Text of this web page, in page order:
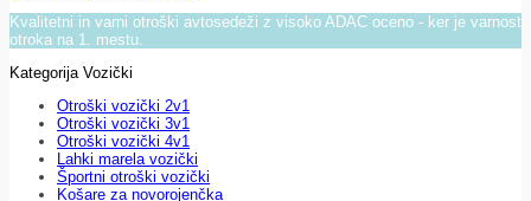
Kvalitetni in varni otroški avtosedeži z visoko ADAC oceno - ker je varnost
otroka na 1. mestu.
Kategorija Vozički
Otroški vozički 2v1
Otroški vozički 3v1
Otroški vozički 4v1
Lahki marela vozički
Športni otroški vozički
Košare za novorojenčka